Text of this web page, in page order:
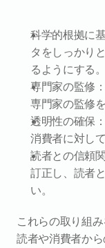
科学的根拠に
タをしっかり
るようにする。
専門家の監修
専門家の監修
透明性の確保
消費者に対し
読者との信頼
訂正し、読者
い。
これらの取り組
読者や消費者か